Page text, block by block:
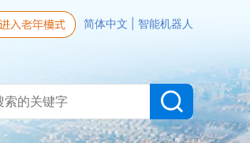
简体中文 智能机器人